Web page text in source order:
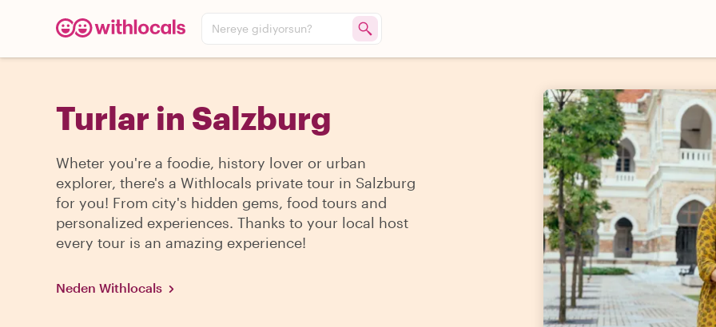
Nereye gidiyorsun?
Turlar in Salzburg
Wheter you're a foodie, history lover or urban
explorer, there's a Withlocals private tour in Salzburg
for you! From city's hidden gems, food tours and
personalized experiences. Thanks to your local host
every tour is an amazing experience!
Neden Withlocals